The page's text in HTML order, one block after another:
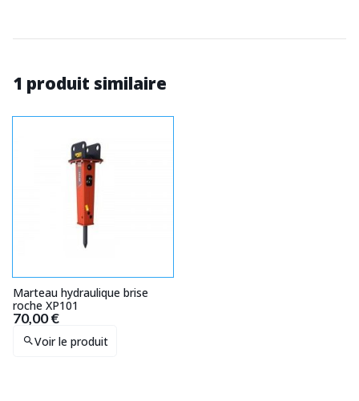
1 produit similaire
Marteau hydraulique brise
roche XP101
70,00 €
Voir le produit